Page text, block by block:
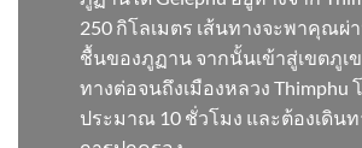
250 กิโลเมตร เส้นทางจะพาคุณ
ชื้นของภูฏาน จากนั้นเข้าสู่เขตภูเ
ทางต่อจนถึงเมืองหลวง Thimphu
ประมาณ 10 ชั่วโมง และต้องเดินท